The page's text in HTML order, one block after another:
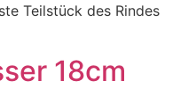
Teilstück des Rindes
18cm